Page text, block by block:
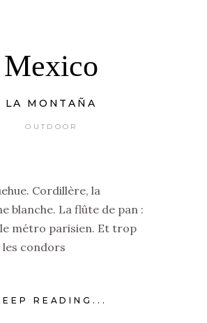
Mexico
LA MONTAÑA
OUTDOOR
Cordillère, la
blanche. La flûte de pan :
métro parisien. Et trop
les condors
READING...